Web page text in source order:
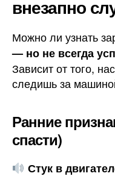
внезапно
Можно ли узнать
— но не всегда
Зависит от того,
следишь за
Ранние
спасти)
Стук в